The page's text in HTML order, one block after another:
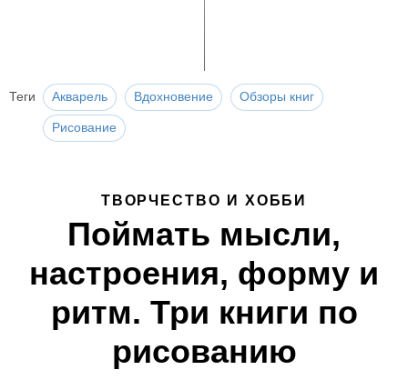
Теги Акварель Вдохновение Обзоры книг
Рисование
ТВОРЧЕСТВО И ХОББИ
Поймать мысли,
настроения, форму и
ритм. Три книги по
рисованию